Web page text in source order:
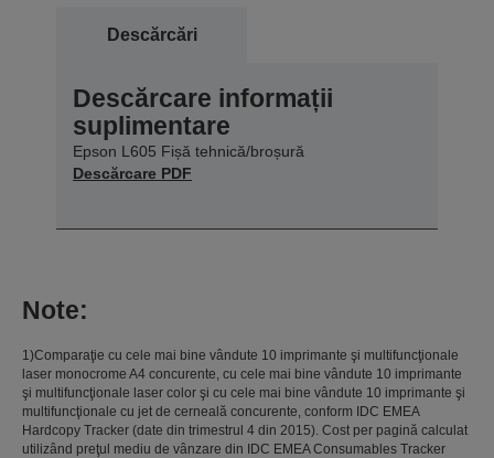
Descărcări
Descărcare informații
suplimentare
Epson L605 Fișă tehnică/broșură
Descărcare PDF
Note:
1)Comparaţie cu cele mai bine vândute 10 imprimante şi multifuncţionale
laser monocrome A4 concurente, cu cele mai bine vândute 10 imprimante
şi multifuncţionale laser color şi cu cele mai bine vândute 10 imprimante şi
multifuncţionale cu jet de cerneală concurente, conform IDC EMEA
Hardcopy Tracker (date din trimestrul 4 din 2015). Cost per pagină calculat
utilizând preţul mediu de vânzare din IDC EMEA Consumables Tracker